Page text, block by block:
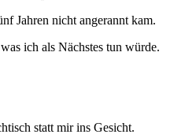
Jahren nicht angerannt kam.
ich als Nächstes tun würde.
statt mir ins Gesicht.